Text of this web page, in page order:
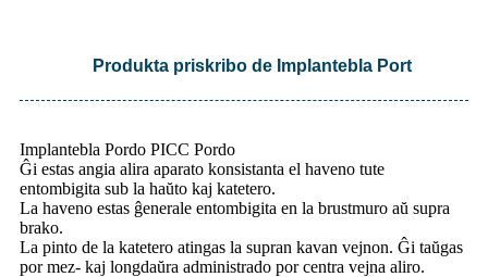
Produkta priskribo de Implantebla Port
Implantebla Pordo PICC Pordo
Ĝi estas angia alira aparato konsistanta el haveno tute
entombigita sub la haŭto kaj katetero.
La haveno estas ĝenerale entombigita en la brustmuro aŭ supra
brako.
La pinto de la katetero atingas la supran kavan vejnon. Ĝi taŭgas
por mez- kaj longdaŭra administrado por centra vejna aliro.